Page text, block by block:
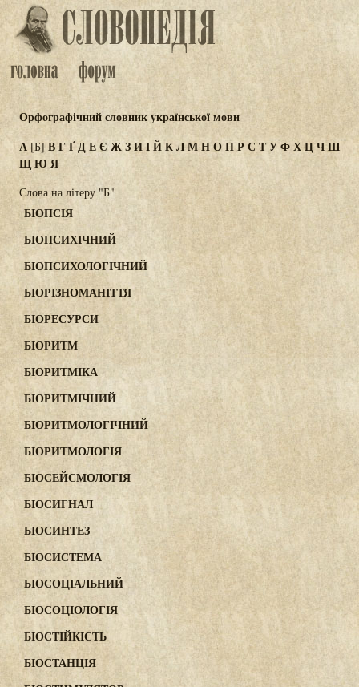
Орфографічний словник української мови
А [Б] ВГҐДЕЄ ЖЗИІЙКЛМНОПРСТУФХЦЧШ
ЩЮ Я
Слова на літеру "Б"
БІОПСІЯ
БІОПСИХІЧНИЙ
БІОПСИХОЛОГІЧНИЙ
БІОРІЗНОМАНІТТЯ
БІОРЕСУРСИ
БІОРИТМ
БІОРИТМІКА
БІОРИТМІЧНИЙ
БІОРИТМОЛОГІЧНИЙ
БІОРИТМОЛОГІЯ
БІОСЕЙСМОЛОГІЯ
БІОСИГНАЛ
БІОСИНТЕЗ
БІОСИСТЕМА
БІОСОЦІАЛЬНИЙ
БІОСОЦІОЛОГІЯ
БІОСТІЙКІСТЬ
БІОСТАНЦІЯ